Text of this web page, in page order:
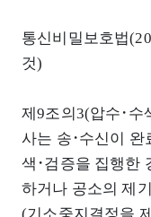
통신비밀보호법
것)
제9조의3(압수･수
사는 송･수신이 완
색･검증을 집행한
하거나 공소의 제